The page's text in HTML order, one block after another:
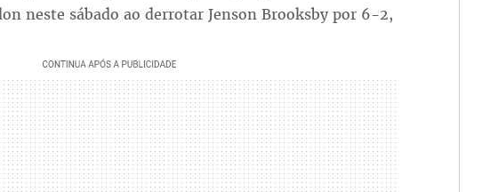
neste sábado ao derrotar Jenson Brooksby por 6-2,